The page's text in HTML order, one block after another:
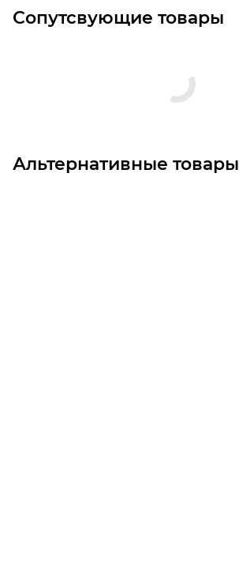
Сопутсвующие товары
Альтернативные товары